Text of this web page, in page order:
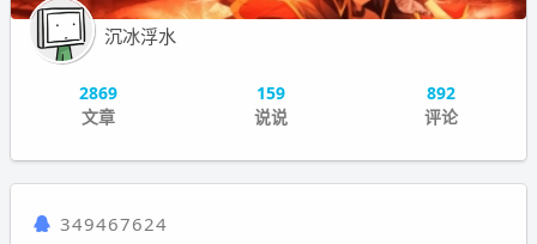
沉冰浮水
2869
文章
159
说说
892
评论
349467624